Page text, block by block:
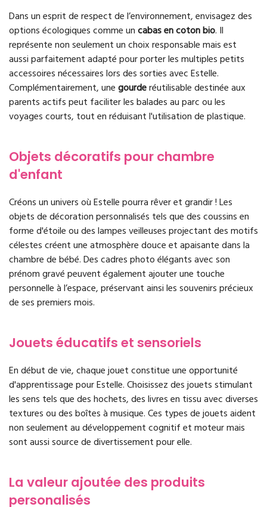
Dans un esprit de respect de l’environnement, envisagez des
options écologiques comme uncabas en coton bio. Il
représente non seulement un choix responsable mais est
aussi parfaitement adapté pour porter les multiples petits
accessoires nécessaires lors des sorties avec Estelle.
Complémentairement, unegourderéutilisable destinée aux
parents actifs peut faciliter les balades au parc ou les
voyages courts, tout en réduisant l'utilisation de plastique.
Objets décoratifs pour chambre
d'enfant
Créons un univers où Estelle pourra rêver et grandir ! Les
objets de décoration personnalisés tels que des coussins en
forme d'étoile ou des lampes veilleuses projectant des motifs
célestes créent une atmosphère douce et apaisante dans la
chambre de bébé. Des cadres photo élégants avec son
prénom gravé peuvent également ajouter une touche
personnelle à l’espace, préservant ainsi les souvenirs précieux
de ses premiers mois.
Jouets éducatifs et sensoriels
En début de vie, chaque jouet constitue une opportunité
d'apprentissage pour Estelle. Choisissez des jouets stimulant
les sens tels que des hochets, des livres en tissu avec diverses
textures ou des boîtes à musique. Ces types de jouets aident
non seulement au développement cognitif et moteur mais
sont aussi source de divertissement pour elle.
La valeur ajoutée des produits
personalisés